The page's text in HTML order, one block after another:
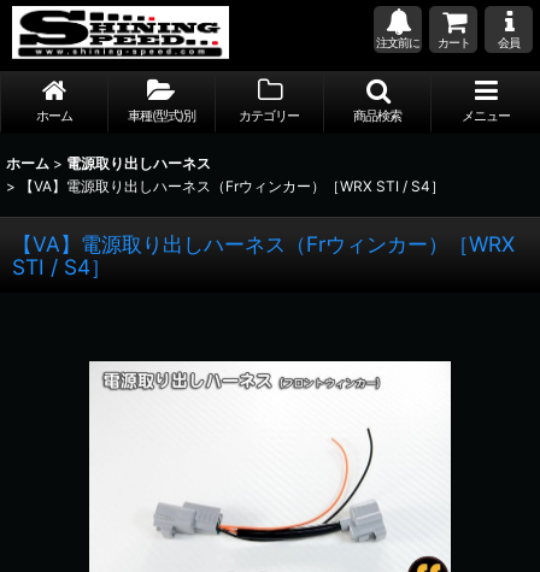
注文前に カート 会員
ホーム 車種(型式)別 カテゴリー 商品検索 メニュー
ホーム > 電源取り出しハーネス
>
【VA】電源取り出しハーネス（Frウィンカー）［WRX STI / S4］
【VA】電源取り出しハーネス（Frウィンカー）［WRX
STI / S4］